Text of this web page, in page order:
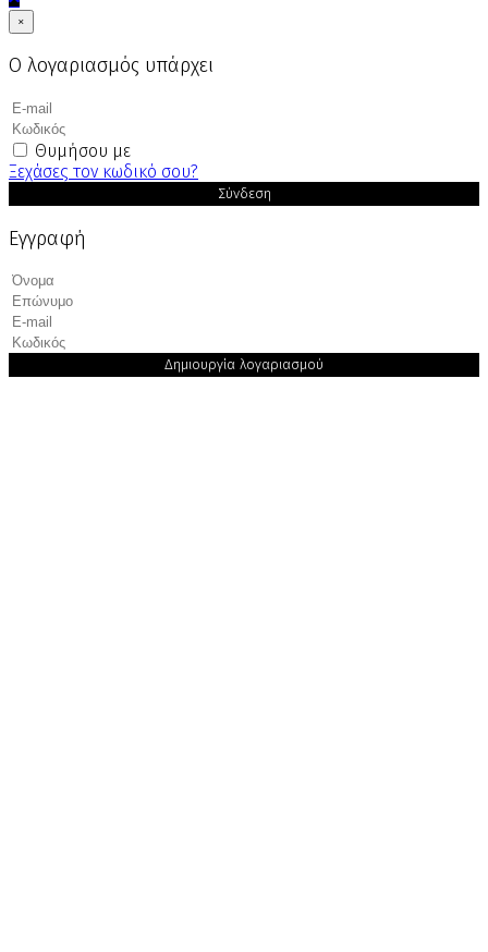
×
Ο λογαριασμός υπάρχει
Θυμήσου με
Ξεχάσες τον κωδικό σου?
Σύνδεση
Εγγραφή
Δημιουργία λογαριασμού